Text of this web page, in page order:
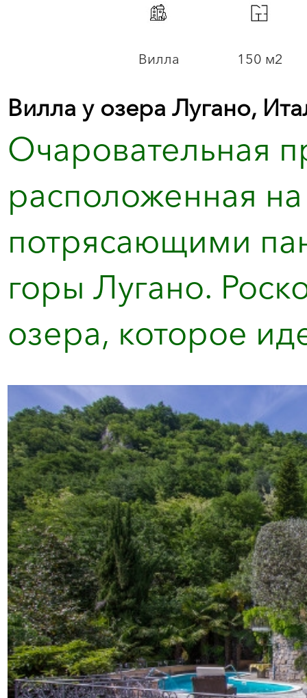
Вилла 150 м2
Вилла у озера Лугано,
Очаровательная
расположенная
потрясающими
горы Лугано.
озера, которое